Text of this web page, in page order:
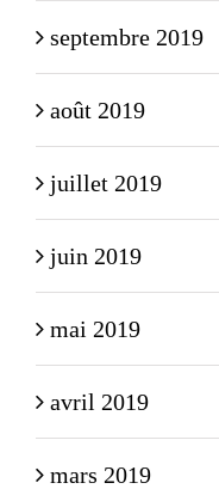
septembre 2019
août 2019
juillet 2019
juin 2019
mai 2019
avril 2019
mars 2019